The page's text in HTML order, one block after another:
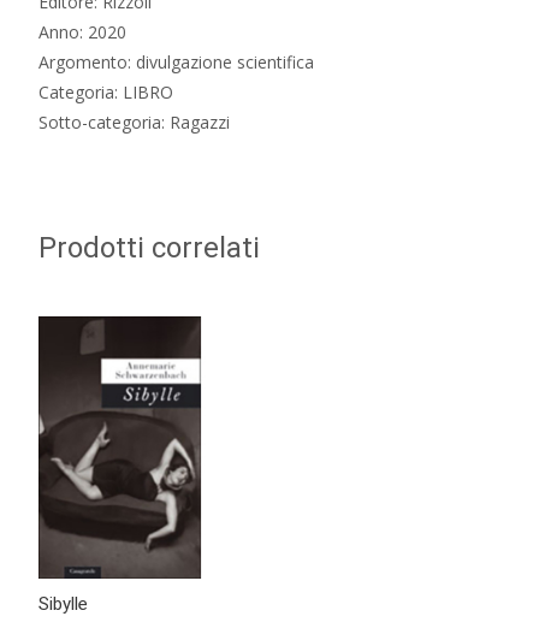
Anno: 2020
Argomento: divulgazione scientifica
Categoria: LIBRO
Sotto-categoria: Ragazzi
Prodotti correlati
Sibylle